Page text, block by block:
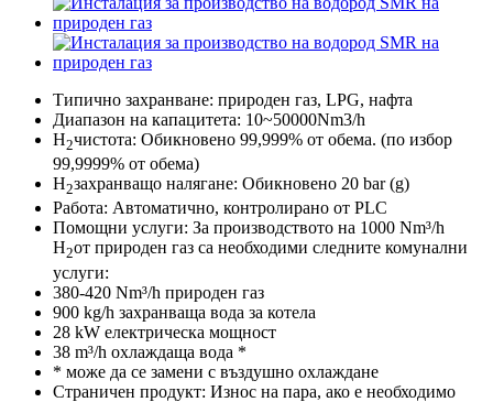
Типично захранване: природен газ, LPG, нафта
Диапазон на капацитета: 10~50000Nm3/h
H2чистота: Обикновено 99,999% от обема. (по избор
99,9999% от обема)
H2захранващо налягане: Обикновено 20 bar (g)
Работа: Автоматично, контролирано от PLC
Помощни услуги: За производството на 1000 Nm³/h
H2от природен газ са необходими следните комунални
услуги:
380-420 Nm³/h природен газ
900 kg/h захранваща вода за котела
28 kW електрическа мощност
38 m³/h охлаждаща вода *
* може да се замени с въздушно охлаждане
Страничен продукт: Износ на пара, ако е необходимо